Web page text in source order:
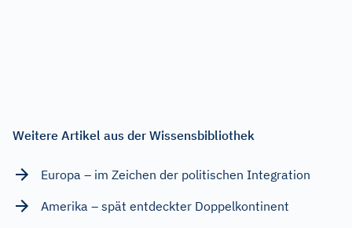
Weitere Artikel aus der Wissensbibliothek
Europa – im Zeichen der politischen Integration
Amerika – spät entdeckter Doppelkontinent